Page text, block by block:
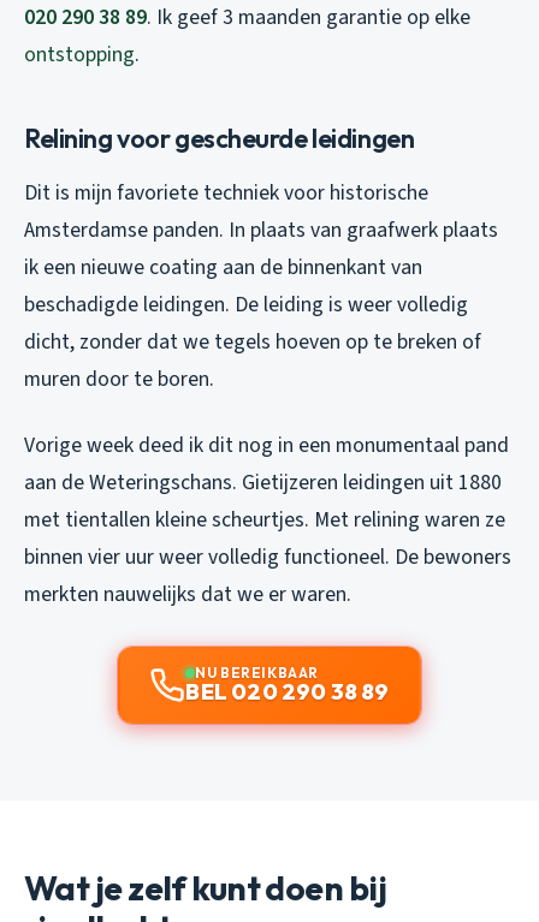
020 290 38 89. Ik geef 3 maanden garantie op elke
ontstopping.
Relining voor gescheurde leidingen
Dit is mijn favoriete techniek voor historische
Amsterdamse panden. In plaats van graafwerk plaats
ik een nieuwe coating aan de binnenkant van
beschadigde leidingen. De leiding is weer volledig
dicht, zonder dat we tegels hoeven op te breken of
muren door te boren.
Vorige week deed ik dit nog in een monumentaal pand
aan de Weteringschans. Gietijzeren leidingen uit 1880
met tientallen kleine scheurtjes. Met relining waren ze
binnen vier uur weer volledig functioneel. De bewoners
merkten nauwelijks dat we er waren.
NU BEREIKBAAR
BEL 020 290 38 89
Wat je zelf kunt doen bij